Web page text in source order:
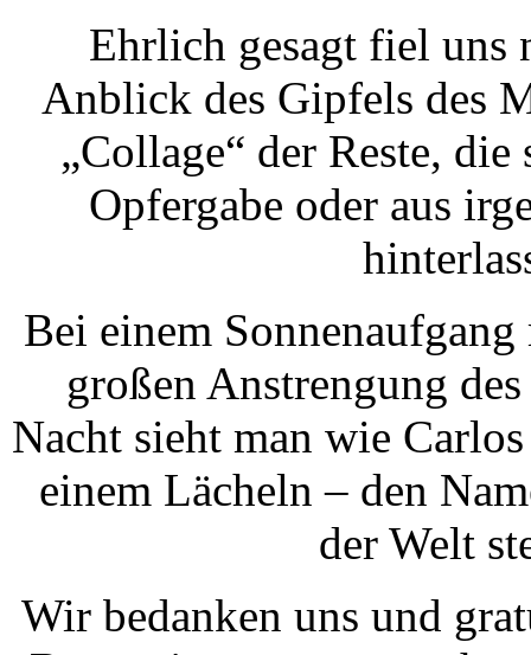
Ehrlich gesagt fiel uns
Anblick des Gipfels des
„Collage“ der Reste,
Opfergabe oder aus
Bei einem
großen Anstrengung
Nacht sieht man wie
einem Lächeln – den
der Welt
Wir bedanken uns und